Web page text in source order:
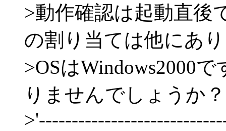
>動作確認は起動直後
の割り当ては他にあ
>OSはWindows2000
りませんでしょうか？